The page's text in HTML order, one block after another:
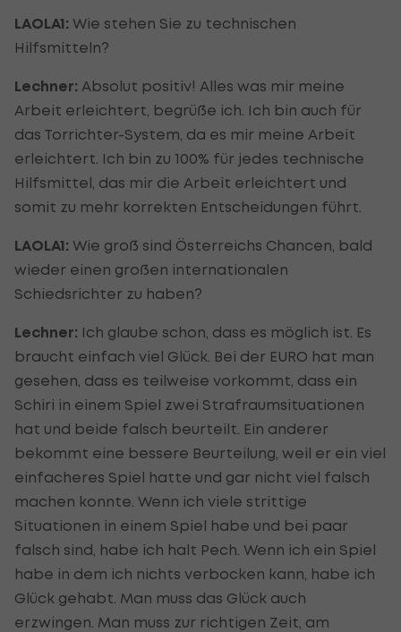
LAOLA1: Wie stehen Sie zu technischen
Hilfsmitteln?
Lechner: Absolut positiv! Alles was mir meine
Arbeit erleichtert, begrüße ich. Ich bin auch für
das Torrichter-System, da es mir meine Arbeit
erleichtert. Ich bin zu 100% für jedes technische
Hilfsmittel, das mir die Arbeit erleichtert und
somit zu mehr korrekten Entscheidungen führt.
LAOLA1: Wie groß sind Österreichs Chancen, bald
wieder einen großen internationalen
Schiedsrichter zu haben?
Lechner: Ich glaube schon, dass es möglich ist. Es
braucht einfach viel Glück. Bei der EURO hat man
gesehen, dass es teilweise vorkommt, dass ein
Schiri in einem Spiel zwei Strafraumsituationen
hat und beide falsch beurteilt. Ein anderer
bekommt eine bessere Beurteilung, weil er ein viel
einfacheres Spiel hatte und gar nicht viel falsch
machen konnte. Wenn ich viele strittige
Situationen in einem Spiel habe und bei paar
falsch sind, habe ich halt Pech. Wenn ich ein Spiel
habe in dem ich nichts verbocken kann, habe ich
Glück gehabt. Man muss das Glück auch
erzwingen. Man muss zur richtigen Zeit, am